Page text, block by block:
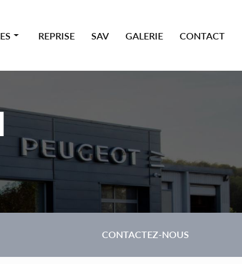
REPRISE SAV GALERIE CONTACT
CONTACTEZ-NOUS